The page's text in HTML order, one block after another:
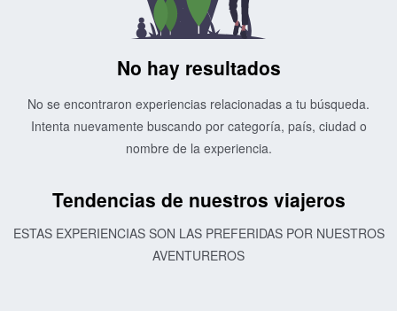
No hay resultados
No se encontraron experiencias relacionadas a tu búsqueda.
Intenta nuevamente buscando por categoría, país, ciudad o
nombre de la experiencia.
Tendencias de nuestros viajeros
ESTAS EXPERIENCIAS SON LAS PREFERIDAS POR NUESTROS
AVENTUREROS